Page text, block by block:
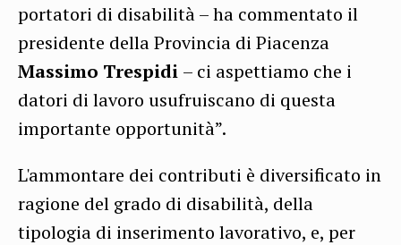
portatori di disabilità – ha commentato il
presidente della Provincia di Piacenza
Massimo Trespidi – ci aspettiamo che i
datori di lavoro usufruiscano di questa
importante opportunità”.
L'ammontare dei contributi è diversificato in
ragione del grado di disabilità, della
tipologia di inserimento lavorativo, e, per